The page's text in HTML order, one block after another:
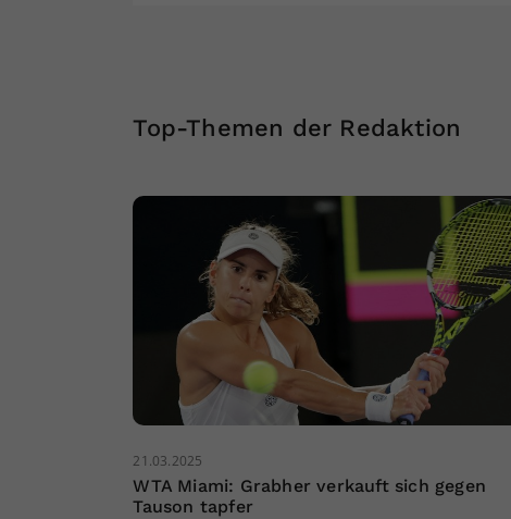
Top-Themen der Redaktion
21.03.2025
WTA Miami: Grabher verkauft sich gegen
Tauson tapfer